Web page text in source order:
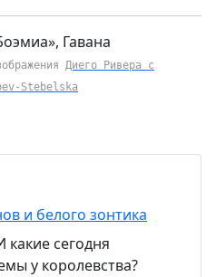
Гавана
Диего Ривера с
Stebelska
и белого зонтика
сегодня
у королевства?